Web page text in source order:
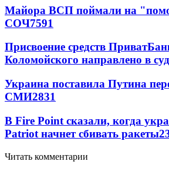
Майора ВСП поймали на
СОЧ7591
Присвоение средств
Коломойского направлено в суд
Украина поставила Путина
СМИ2831
В Fire Point сказали, когда
Patriot начнет сбивать ракеты
Читать комментарии